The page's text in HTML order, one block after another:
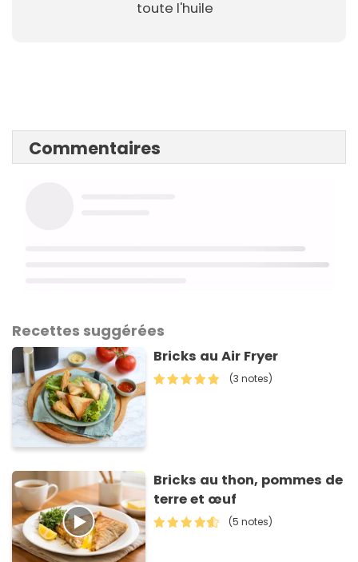
toute l'huile
Commentaires
Recettes suggérées
Bricks au Air Fryer
(3 notes)
Bricks au thon, pommes de
terre et œuf
(5 notes)